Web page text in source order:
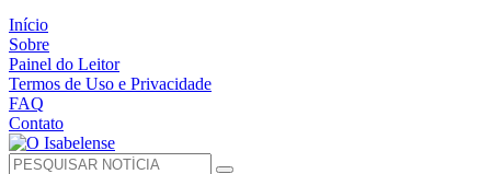
Início
Sobre
Painel do Leitor
Termos de Uso e Privacidade
FAQ
Contato